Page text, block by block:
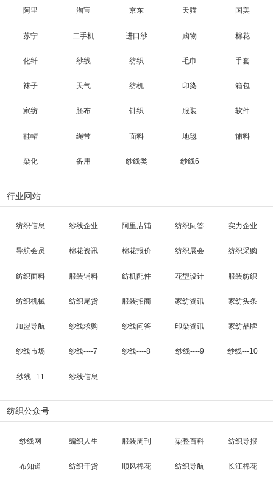
阿里 淘宝 京东 天猫 国美
苏宁 二手机 进口纱 购物 棉花
化纤 纱线 纺织 毛巾 手套
袜子 天气 纺机 印染 箱包
家纺 胚布 针织 服装 软件
鞋帽 绳带 面料 地毯 辅料
染化 备用 纱线类 纱线6
行业网站
纺织信息 纱线企业 阿里店铺 纺织问答 实力企业
导航会员 棉花资讯 棉花报价 纺织展会 纺织采购
纺织面料 服装辅料 纺机配件 花型设计 服装纺织
纺织机械 纺织尾货 服装招商 家纺资讯 家纺头条
加盟导航 纱线求购 纱线问答 印染资讯 家纺品牌
纱线市场 纱线----7 纱线----8 纱线----9 纱线---10
纱线--11 纱线信息
纺织公众号
纱线网 编织人生 服装周刊 染整百科 纺织导报
布知道 纺织干货 顺风棉花 纺织导航 长江棉花